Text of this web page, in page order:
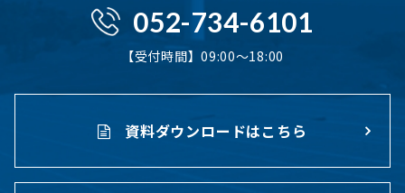
052-734-6101
【受付時間】09:00〜18:00
資料ダウンロードはこちら